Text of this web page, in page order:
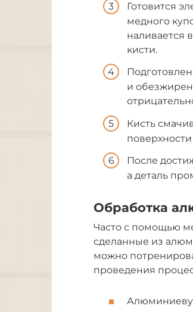
Готовится
медного
наливается
кисти.
и
Кисть
После
а деталь
Обработка
Часто с помощью
сделанные из
можно
проведения